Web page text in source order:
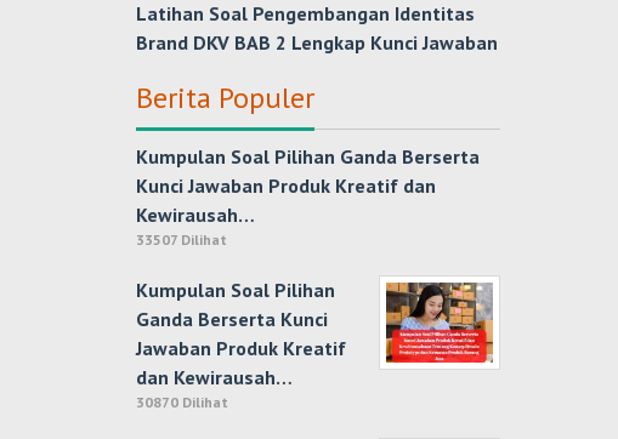
Latihan Soal Pengembangan Identitas
Brand DKV BAB 2 Lengkap Kunci Jawaban
Berita Populer
Kumpulan Soal Pilihan Ganda Berserta
Kunci Jawaban Produk Kreatif dan
Kewirausah…
33507 Dilihat
Kumpulan Soal Pilihan
Ganda Berserta Kunci
Jawaban Produk Kreatif
dan Kewirausah…
30870 Dilihat